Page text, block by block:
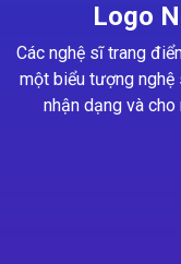
Logo
Các nghệ sĩ trang
một biểu tượng
nhận dạng và